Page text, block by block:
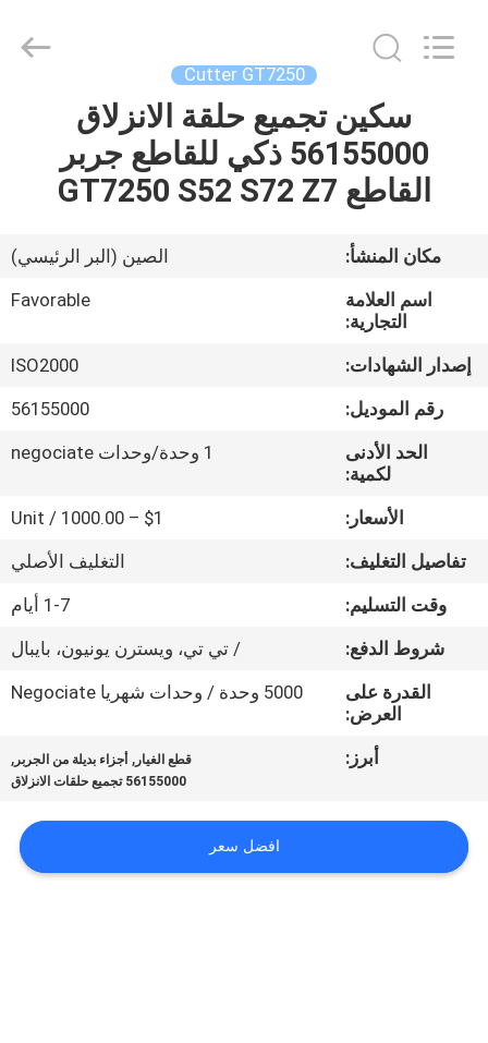
الصفحة
الرئيسية
معلومات
جولة
مراقبة
الجودة
اتصل
اطلب
اقتباس
EQUIPMENT
CO.,LTD.
Cutter GT7250
سكين تجميع حلقة الانزلاق
56155000 ذكي للقاطع جربر
القاطع GT7250 S52 S72 Z7
مكان المنشأ:
الصين (البر الرئيسي)
اسم العلامة
التجارية:
Favorable
إصدار الشهادات:
ISO2000
رقم الموديل:
56155000
الحد الأدنى
لكمية:
1 وحدة/وحدات negociate
الأسعار:
$1 – 1000.00 / Unit
تفاصيل التغليف:
التغليف الأصلي
وقت التسليم:
1-7 أيام
شروط الدفع:
/ تي تي، ويسترن يونيون، بايبال
القدرة على
العرض:
5000 وحدة / وحدات شهريا Negociate
أبرز: قطع الغيار , أجزاء بديلة من الجربر ,
56155000 تجميع حلقات الانزلاق
افضل سعر